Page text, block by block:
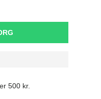
500 kr.